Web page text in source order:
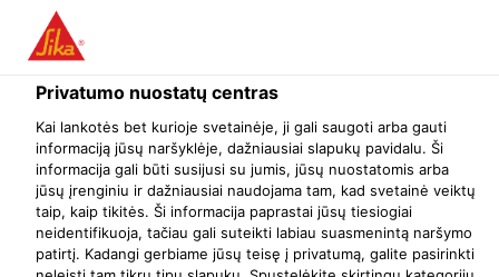
Menu
Cementas
Statyba Cementas
Privatumo nuostatų centras
Kai lankotės bet kurioje svetainėje, ji gali saugoti arba gauti
informaciją jūsų naršyklėje, dažniausiai slapukų pavidalu. Ši
informacija gali būti susijusi su jumis, jūsų nuostatomis arba
jūsų įrenginiu ir dažniausiai naudojama tam, kad svetainė veiktų
taip, kaip tikitės. Ši informacija paprastai jūsų tiesiogiai
neidentifikuoja, tačiau gali suteikti labiau suasmenintą naršymo
patirtį. Kadangi gerbiame jūsų teisę į privatumą, galite pasirinkti